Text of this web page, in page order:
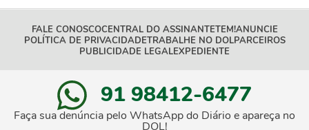
FALE CONOSCOCENTRAL DO ASSINANTETEM!ANUNCIE
POLÍTICA DE PRIVACIDADETRABALHE NO DOLPARCEIROS
PUBLICIDADE LEGALEXPEDIENTE
91 98412-6477
Faça sua denúncia pelo WhatsApp do Diário e apareça no
DOL!